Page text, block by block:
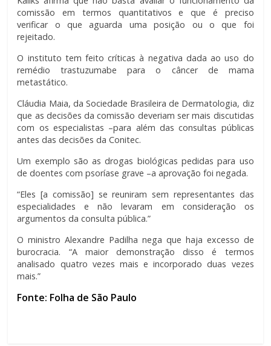
comissão em termos quantitativos e que é preciso
verificar o que aguarda uma posição ou o que foi
rejeitado.
O instituto tem feito críticas à negativa dada ao uso do
remédio trastuzumabe para o câncer de mama
metastático.
Cláudia Maia, da Sociedade Brasileira de Dermatologia, diz
que as decisões da comissão deveriam ser mais discutidas
com os especialistas –para além das consultas públicas
antes das decisões da Conitec.
Um exemplo são as drogas biológicas pedidas para uso
de doentes com psoríase grave –a aprovação foi negada.
“Eles [a comissão] se reuniram sem representantes das
especialidades e não levaram em consideração os
argumentos da consulta pública.”
O ministro Alexandre Padilha nega que haja excesso de
burocracia. “A maior demonstração disso é termos
analisado quatro vezes mais e incorporado duas vezes
mais.”
Fonte: Folha de São Paulo